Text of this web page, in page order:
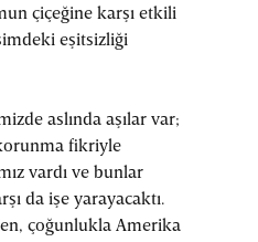
çiçeğine karşı etkili
eşitsizliği
aslında aşılar var;
fikriyle
vardı ve bunlar
da işe yarayacaktı.
çoğunlukla Amerika